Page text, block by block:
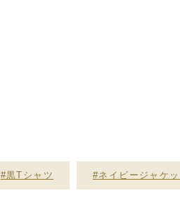
#黒Tシャツ #ネイビージャケ